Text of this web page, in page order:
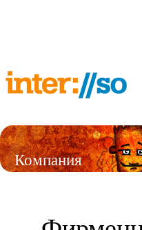
Компания